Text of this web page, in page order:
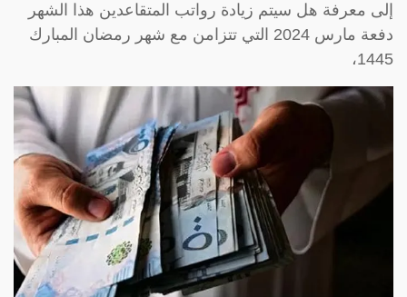
إلى معرفة هل سيتم زيادة رواتب المتقاعدين هذا الشهر
دفعة مارس 2024 التي تتزامن مع شهر رمضان المبارك
1445،